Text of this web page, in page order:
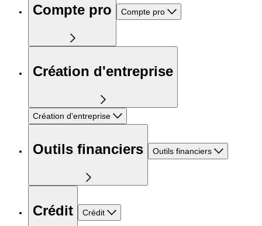
Compte pro Compte pro
Création d'entreprise
Création d'entreprise
Outils financiers Outils financiers
Crédit Crédit